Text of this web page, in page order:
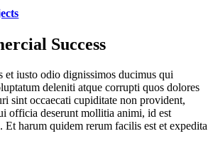
Success
et iusto odio dignissimos ducimus qui
deleniti atque corrupti quos dolores
sint occaecati cupiditate non provident,
officia deserunt mollitia animi, id est
harum quidem rerum facilis est et expedita